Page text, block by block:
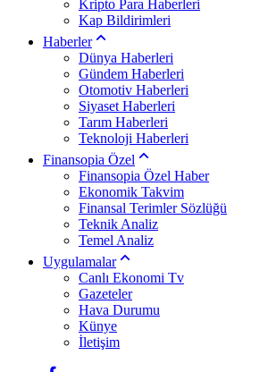
Kripto Para Haberleri
Kap Bildirimleri
Haberler
Dünya Haberleri
Gündem Haberleri
Otomotiv Haberleri
Siyaset Haberleri
Tarım Haberleri
Teknoloji Haberleri
Finansopia Özel
Finansopia Özel Haber
Ekonomik Takvim
Finansal Terimler Sözlüğü
Teknik Analiz
Temel Analiz
Uygulamalar
Canlı Ekonomi Tv
Gazeteler
Hava Durumu
Künye
İletişim